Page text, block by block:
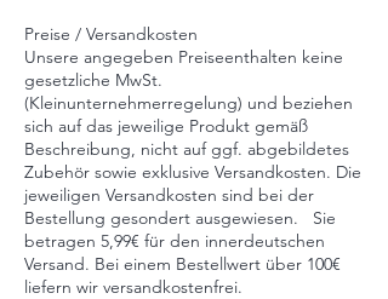
Preise / Versandkosten
Unsere angegeben Preiseenthalten keine
gesetzliche MwSt.
(Kleinunternehmerregelung) und beziehen
sich auf das jeweilige Produkt gemäß
Beschreibung, nicht auf ggf. abgebildetes
Zubehör sowie exklusive Versandkosten. Die
jeweiligen Versandkosten sind bei der
Bestellung gesondert ausgewiesen. Sie
betragen 5,99€ für den innerdeutschen
Versand. Bei einem Bestellwert über 100€
liefern wir versandkostenfrei.